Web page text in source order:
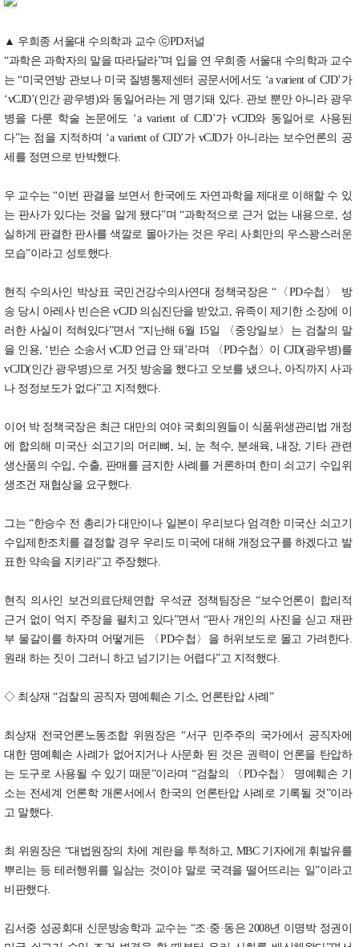
▲ 우희종 서울대 수의학과 교수 ⓒPD저널
“과학은 과학자의 말을 따라달라”며 입을 연 우희종 서울대 수의학과 교수
는 “미국연방 관보나 미국 질병통제센터 공문서에서도 ‘a varient of CJD’가
‘vCJD’(인간 광우병)와 동일어라는 게 명기돼 있다. 관보 뿐만 아니라 광우
병을 다룬 학술 논문에도 ‘a varient of CJD’가 vCJD와 동일어로 사용된
다”는 점을 지적하며 ‘a varient of CJD’가 vCJD가 아니라는 보수언론의 공
세를 정면으로 반박했다.
우 교수는 “이번 판결을 보면서 한국에도 자연과학을 제대로 이해할 수 있
는 판사가 있다는 것을 알게 됐다”며 “과학적으로 근거 없는 내용으로, 성
실하게 판결한 판사를 색깔로 몰아가는 것은 우리 사회만의 우스꽝스러운
모습”이라고 성토했다.
현직 수의사인 박상표 국민건강수의사연대 정책국장은 “〈PD수첩〉 방
송 당시 아레사 빈슨은 vCJD 의심진단을 받았고, 유족이 제기한 소장에 이
러한 사실이 적혀있다”면서 “지난해 6월 15일 〈중앙일보〉는 검찰의 말
을 인용, ‘빈슨 소송서 vCJD 언급 안 돼’라며 〈PD수첩〉이 CJD(광우병)를
vCJD(인간 광우병)으로 거짓 방송을 했다고 오보를 냈으나, 아직까지 사과
나 정정보도가 없다”고 지적했다.
이어 박 정책국장은 최근 대만의 여야 국회의원들이 식품위생관리법 개정
에 합의해 미국산 쇠고기의 머리뼈, 뇌, 눈 척수, 분쇄육, 내장, 기타 관련
생산품의 수입, 수출, 판매를 금지한 사례를 거론하며 한미 쇠고기 수입위
생조건 재협상을 요구했다.
그는 “한승수 전 총리가 대만이나 일본이 우리보다 엄격한 미국산 쇠고기
수입제한조치를 결정할 경우 우리도 미국에 대해 개정요구를 하겠다고 발
표한 약속을 지키라”고 주장했다.
현직 의사인 보건의료단체연합 우석균 정책팀장은 “보수언론이 합리적
근거 없이 억지 주장을 펼치고 있다”면서 “판사 개인의 사진을 싣고 재판
부 물갈이를 하자며 어떻게든 〈PD수첩〉을 허위보도로 몰고 가려한다.
원래 하는 짓이 그러니 하고 넘기기는 어렵다”고 지적했다.
◇ 최상재 “검찰의 공직자 명예훼손 기소, 언론탄압 사례”
최상재 전국언론노동조합 위원장은 “서구 민주주의 국가에서 공직자에
대한 명예훼손 사례가 없어지거나 사문화 된 것은 권력이 언론을 탄압하
는 도구로 사용될 수 있기 때문”이라며 “검찰의 〈PD수첩〉 명예훼손 기
소는 전세계 언론학 개론서에서 한국의 언론탄압 사례로 기록될 것”이라
고 말했다.
최 위원장은 “대법원장의 차에 계란을 투척하고, MBC 기자에게 휘발유를
뿌리는 등 테러행위를 일삼는 것이야 말로 국격을 떨어뜨리는 일”이라고
비판했다.
김서중 성공회대 신문방송학과 교수는 “조·중·동은 2008년 이명박 정권이